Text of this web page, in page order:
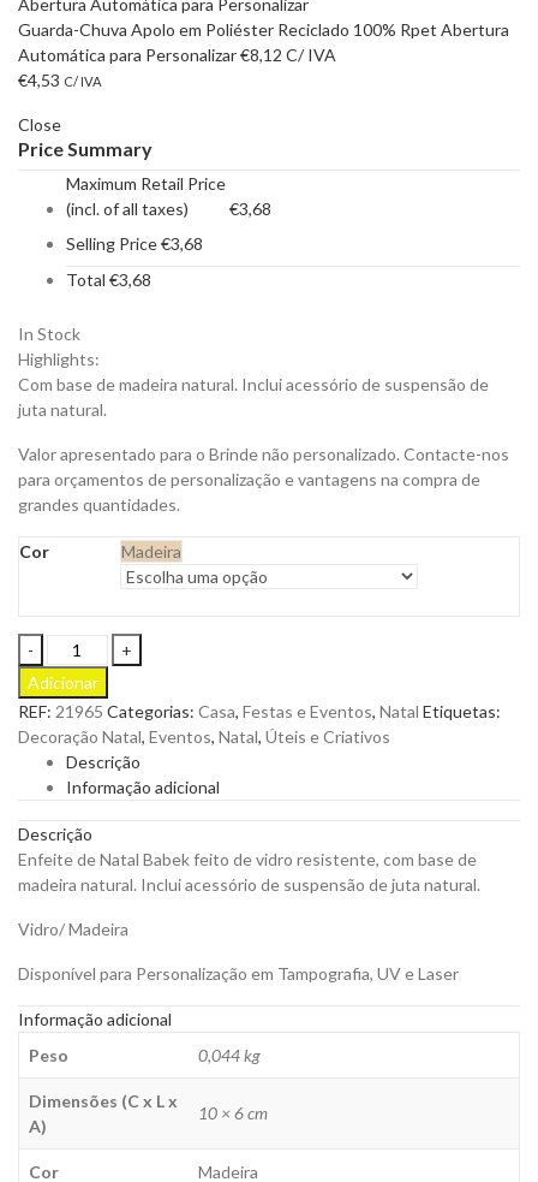
Guarda-Chuva Apolo em Poliéster Reciclado 100% Rpet Abertura
Automática para Personalizar€8,12 C/ IVA
€4,53 C/ IVA
Close
Price Summary
Maximum Retail Price
(incl. of all taxes)
€3,68
Selling Price€3,68
Total €3,68
In Stock
Highlights:
Com base de madeira natural. Inclui acessório de suspensão de
juta natural.
Valor apresentado para o Brinde não personalizado. Contacte-nos
para orçamentos de personalização e vantagens na compra de
grandes quantidades.
Cor Madeira
Enfeite
de
Natal
Babek
Feito
de
Vidro
para
Personalizar
quantity
Adicionar
REF: 21965 Categorias: Casa, Festas e Eventos, Natal Etiquetas:
Decoração Natal, Eventos, Natal, Úteis e Criativos
Descrição
Informação adicional
Descrição
Enfeite de Natal Babek feito de vidro resistente, com base de
madeira natural. Inclui acessório de suspensão de juta natural.
Vidro/ Madeira
Disponível para Personalização em Tampografia, UV e Laser
Informação adicional
Peso
0,044 kg
Dimensões (C x L x
A)
10 × 6 cm
Cor Madeira